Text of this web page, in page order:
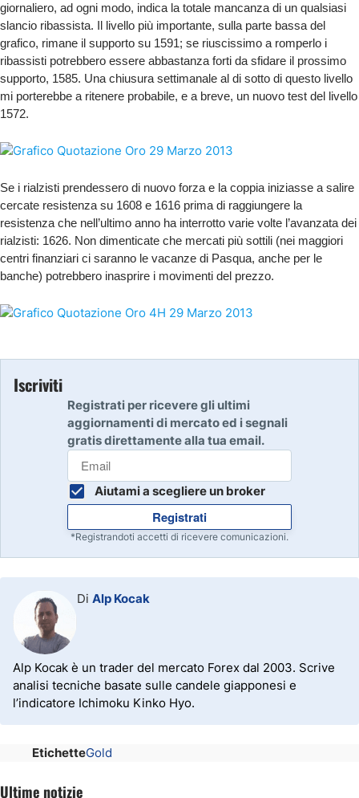
giornaliero, ad ogni modo, indica la totale mancanza di un qualsiasi
slancio ribassista. Il livello più importante, sulla parte bassa del
grafico, rimane il supporto su 1591; se riuscissimo a romperlo i
ribassisti potrebbero essere abbastanza forti da sfidare il prossimo
supporto, 1585. Una chiusura settimanale al di sotto di questo livello
mi porterebbe a ritenere probabile, e a breve, un nuovo test del livello
1572.
Se i rialzisti prendessero di nuovo forza e la coppia iniziasse a salire
cercate resistenza su 1608 e 1616 prima di raggiungere la
resistenza che nell’ultimo anno ha interrotto varie volte l’avanzata dei
rialzisti: 1626. Non dimenticate che mercati più sottili (nei maggiori
centri finanziari ci saranno le vacanze di Pasqua, anche per le
banche) potrebbero inasprire i movimenti del prezzo.
Iscriviti
Registrati per ricevere gli ultimi
aggiornamenti di mercato ed i segnali
gratis direttamente alla tua email.
Aiutami a scegliere un broker
Registrati
*Registrandoti accetti di ricevere comunicazioni.
Di Alp Kocak
Alp Kocak è un trader del mercato Forex dal 2003. Scrive
analisi tecniche basate sulle candele giapponesi e
l’indicatore Ichimoku Kinko Hyo.
EtichetteGold
Ultime notizie